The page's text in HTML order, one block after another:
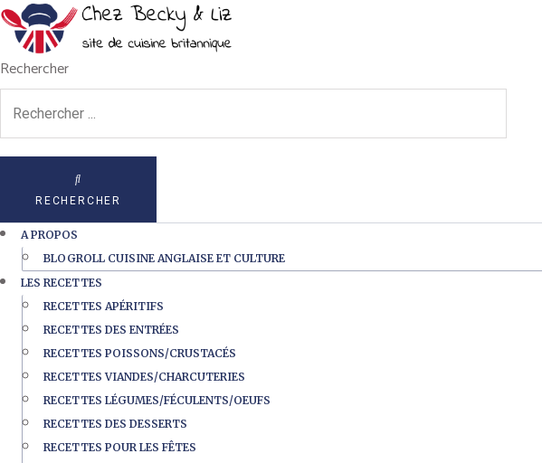
Rechercher
RECHERCHER
A PROPOS
BLOGROLL CUISINE ANGLAISE ET CULTURE
LES RECETTES
RECETTES APÉRITIFS
RECETTES DES ENTRÉES
RECETTES POISSONS/CRUSTACÉS
RECETTES VIANDES/CHARCUTERIES
RECETTES LÉGUMES/FÉCULENTS/OEUFS
RECETTES DES DESSERTS
RECETTES POUR LES FÊTES